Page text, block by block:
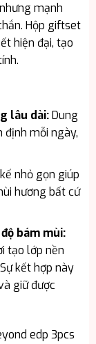
mạnh
Hộp giftset
hiện đại, tạo
lâu dài:Dung
định mỗi ngày,
nhỏ gọn giúp
hương bất cứ
bám mùi:
tạo lớp nền
kết hợp này
giữ được
edp 3pcs